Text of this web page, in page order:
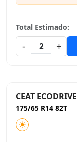
Total Estimado:
-
2 +
CEAT ECODRIVE
175/65 R14 82T